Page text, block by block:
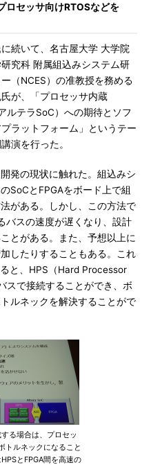
ロセッサ向けRTOSなどを
続いて、名古屋大学 大学院
究科 附属組込みシステム研
（NCES）の准教授を務める
が、「プロセッサ内蔵
ルテラSoC）への期待とソフ
プラットフォーム」というテー
演を行った。
発の現状に触れた。組込みシ
SoCとFPGAをボード上で組
がある。しかし、この方法で
バスの速度が遅くなり、設計
とがある。また、予想以上に
したりすることもある。これ
と、HPS（Hard Processor
スで接続することができ、ボ
ルネックを解決することがで
る場合は、プロセッ
トルネックになること
とFPGA間を高速の